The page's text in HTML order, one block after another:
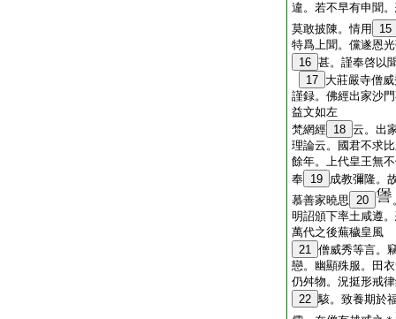
違。若不早有申聞
莫敢披陳。情用
15
特爲上聞。儻遂恩
16 甚。謹奉啓以
17 大莊嚴寺僧
謹録。佛經出家沙
益文如左
梵網經 18 云。出
理論云。國君不求
餘年。上代皇王無
奉 19 成教彌隆。
慕善家曉思 20
明詔頒下率土咸遵
萬代之後蕪穢皇風
21 僧威秀等言。
戀。幽顯殊服。田
仍舛物。況挺形戒
22 駭。致養期於